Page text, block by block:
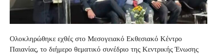
Ολοκληρώθηκε εχθές στο Μεσογειακό Εκθεσιακό Κέντρο
Παιανίας, το διήμερο θεματικό συνέδριο της Κεντρικής Ένωσης